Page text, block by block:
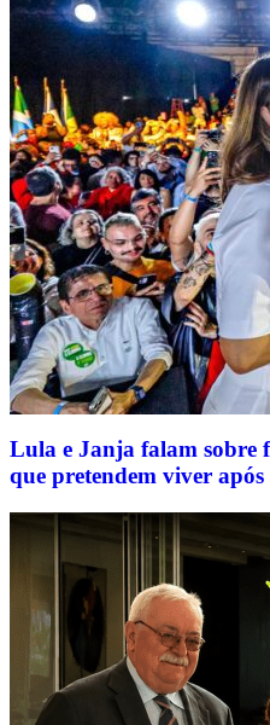
Lula e Janja falam sobre
que pretendem viver